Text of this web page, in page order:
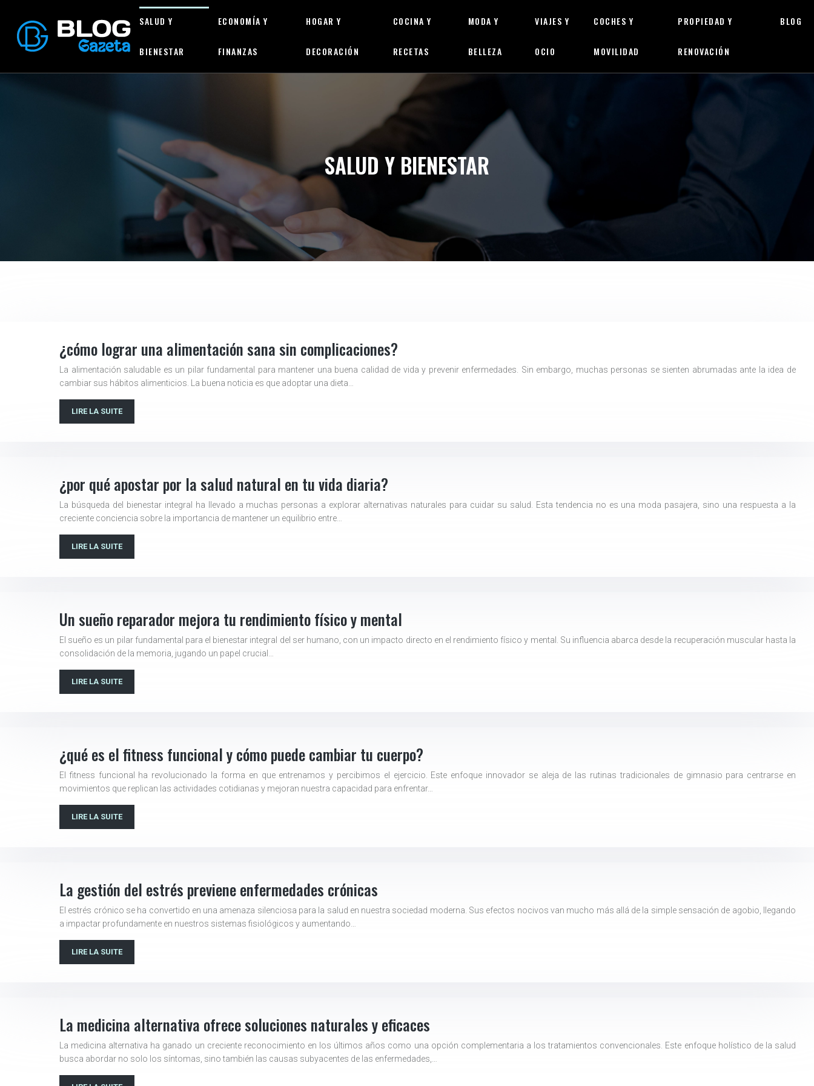
SALUD Y
BIENESTAR
ECONOMÍA Y
FINANZAS
HOGAR Y
DECORACIÓN
COCINA Y
RECETAS
MODA Y
BELLEZA
VIAJES Y
OCIO
COCHES Y
MOVILIDAD
PROPIEDAD Y
RENOVACIÓN
BLOG
SALUD Y BIENESTAR
¿cómo lograr una alimentación sana sin complicaciones?
La alimentación saludable es un pilar fundamental para mantener una buena calidad de vida y prevenir enfermedades. Sin embargo, muchas personas se sienten abrumadas ante la idea de
cambiar sus hábitos alimenticios. La buena noticia es que adoptar una dieta…
LIRE LA SUITE
¿por qué apostar por la salud natural en tu vida diaria?
La búsqueda del bienestar integral ha llevado a muchas personas a explorar alternativas naturales para cuidar su salud. Esta tendencia no es una moda pasajera, sino una respuesta a la
creciente conciencia sobre la importancia de mantener un equilibrio entre…
LIRE LA SUITE
Un sueño reparador mejora tu rendimiento físico y mental
El sueño es un pilar fundamental para el bienestar integral del ser humano, con un impacto directo en el rendimiento físico y mental. Su influencia abarca desde la recuperación muscular hasta la
consolidación de la memoria, jugando un papel crucial…
LIRE LA SUITE
¿qué es el fitness funcional y cómo puede cambiar tu cuerpo?
El fitness funcional ha revolucionado la forma en que entrenamos y percibimos el ejercicio. Este enfoque innovador se aleja de las rutinas tradicionales de gimnasio para centrarse en
movimientos que replican las actividades cotidianas y mejoran nuestra capacidad para enfrentar…
LIRE LA SUITE
La gestión del estrés previene enfermedades crónicas
El estrés crónico se ha convertido en una amenaza silenciosa para la salud en nuestra sociedad moderna. Sus efectos nocivos van mucho más allá de la simple sensación de agobio, llegando
a impactar profundamente en nuestros sistemas fisiológicos y aumentando…
LIRE LA SUITE
La medicina alternativa ofrece soluciones naturales y eficaces
La medicina alternativa ha ganado un creciente reconocimiento en los últimos años como una opción complementaria a los tratamientos convencionales. Este enfoque holístico de la salud
busca abordar no solo los síntomas, sino también las causas subyacentes de las enfermedades,…